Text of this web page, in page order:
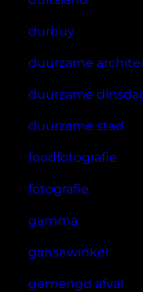
durbuy
duurzame
duurzame
duurzame stad
foodfotografie
fotografie
gamma
gansewinkel
gemengd afval